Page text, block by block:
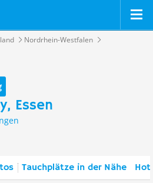
Nordrhein-Westfalen
Essen
Tauchplätze in der Nähe